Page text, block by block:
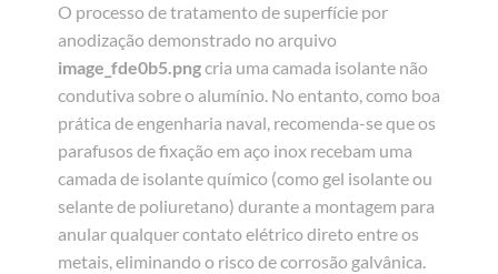
O processo de tratamento de superfície por
anodização demonstrado no arquivo
image_fde0b5.pngcria uma camada isolante não
condutiva sobre o alumínio. No entanto, como boa
prática de engenharia naval, recomenda-se que os
parafusos de fixação em aço inox recebam uma
camada de isolante químico (como gel isolante ou
selante de poliuretano) durante a montagem para
anular qualquer contato elétrico direto entre os
metais, eliminando o risco de corrosão galvânica.